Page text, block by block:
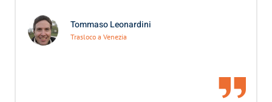
Tommaso Leonardini
Trasloco a Venezia